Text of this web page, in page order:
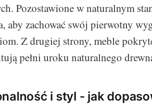
Pozostawione w naturalnym
aby zachować swój pierwotny
Z drugiej strony, meble
pełni uroku naturalnego
i styl - jak